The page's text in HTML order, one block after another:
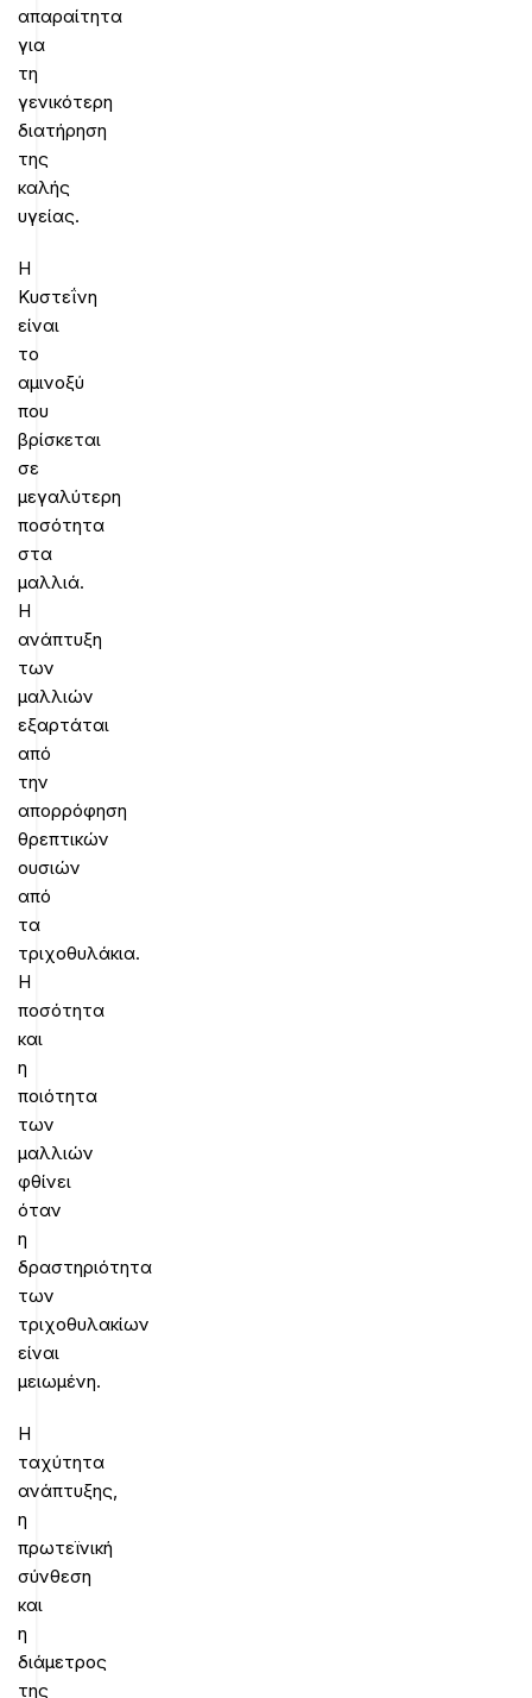
απαραίτητα
για
τη
γενικότερη
διατήρηση
της
καλής
υγείας.
Η
Κυστεΐνη
είναι
το
αμινοξύ
που
βρίσκεται
σε
μεγαλύτερη
ποσότητα
στα
μαλλιά.
Η
ανάπτυξη
των
μαλλιών
εξαρτάται
από
την
απορρόφηση
θρεπτικών
ουσιών
από
τα
τριχοθυλάκια.
Η
ποσότητα
και
η
ποιότητα
των
μαλλιών
φθίνει
όταν
η
δραστηριότητα
των
τριχοθυλακίων
είναι
μειωμένη.
Η
ταχύτητα
ανάπτυξης,
η
πρωτεϊνική
σύνθεση
και
η
διάμετρος
της